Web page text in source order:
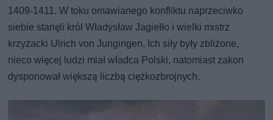
1409-1411. W toku omawianego konfliktu naprzeciwko
siebie stanęli król Władysław Jagiełło i wielki mistrz
krzyżacki Ulrich von Jungingen. Ich siły były zbliżone,
nieco więcej ludzi miał władca Polski, natomiast zakon
dysponował większą liczbą ciężkozbrojnych.